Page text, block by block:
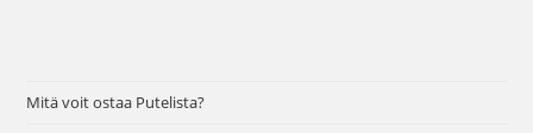
Mitä voit ostaa Putelista?